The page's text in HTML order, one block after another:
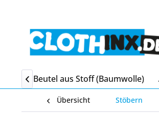
Beutel aus Stoff (Baumwolle)

Übersicht Stöbern